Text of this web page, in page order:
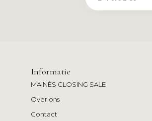
Informatie
MAINÈS CLOSING SALE
Over ons
Contact